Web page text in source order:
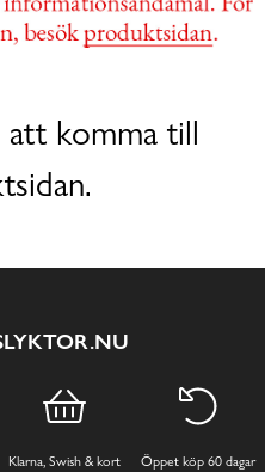
komma till
Klarna, Swish & kort Öppet köp 60 dagar